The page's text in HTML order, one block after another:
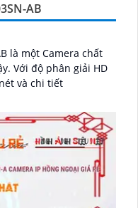
AB
là một Camera chất
và chi tiết